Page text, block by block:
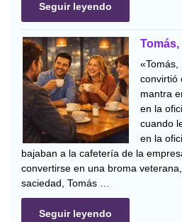
Seguir leyendo
«Tomás,
convirtió
mantra
en la
cuando
en la
bajaban a la cafetería de la
convertirse en una broma
saciedad, Tomás …
Seguir leyendo